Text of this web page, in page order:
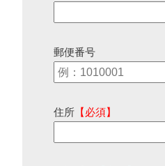
郵便番号
住所 【必須】